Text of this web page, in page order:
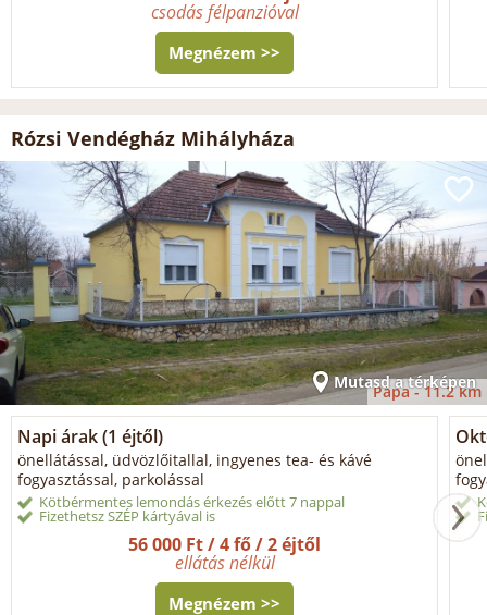
csodás félpanzióval
Megnézem >>
Rózsi Vendégház Mihályháza
Mutasd a térképen
Pápa -11.2 km
Napi árak (1 éjtől)
önellátással, üdvözlőitallal, ingyenes tea- és kávé
fogyasztással, parkolással
Kötbérmentes lemondás érkezés előtt 7 nappal
Fizethetsz SZÉP kártyával is
56 000 Ft / 4 fő / 2 éjtől
ellátás nélkül
Megnézem >>